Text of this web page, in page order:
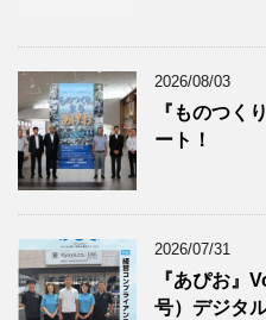
2026/08/03
『ものつく
ート！
2026/07/31
『あぴお』
号）デジタ